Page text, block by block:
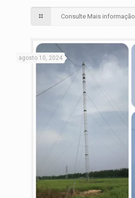
Consulte Mais informação
agosto 10, 2024